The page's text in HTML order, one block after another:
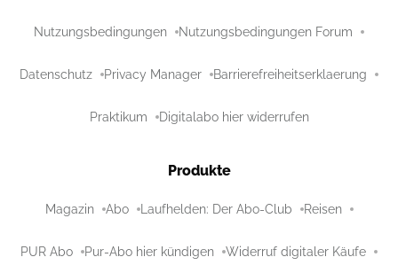
Nutzungsbedingungen Nutzungsbedingungen Forum
Datenschutz Privacy Manager Barrierefreiheitserklaerung
Praktikum Digitalabo hier widerrufen
Produkte
Magazin Abo Laufhelden: Der Abo-Club Reisen
PUR Abo Pur-Abo hier kündigen Widerruf digitaler Käufe